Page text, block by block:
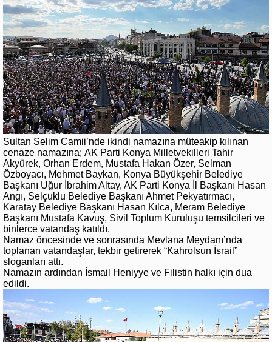
Sultan Selim Camii’nde ikindi namazına müteakip kılınan
cenaze namazına; AK Parti Konya Milletvekilleri Tahir
Akyürek, Orhan Erdem, Mustafa Hakan Özer, Selman
Özboyacı, Mehmet Baykan, Konya Büyükşehir Belediye
Başkanı Uğur İbrahim Altay, AK Parti Konya İl Başkanı Hasan
Angı, Selçuklu Belediye Başkanı Ahmet Pekyatırmacı,
Karatay Belediye Başkanı Hasan Kılca, Meram Belediye
Başkanı Mustafa Kavuş, Sivil Toplum Kuruluşu temsilcileri ve
binlerce vatandaş katıldı.
Namaz öncesinde ve sonrasında Mevlana Meydanı’nda
toplanan vatandaşlar, tekbir getirerek “Kahrolsun İsrail”
sloganları attı.
Namazın ardından İsmail Heniyye ve Filistin halkı için dua
edildi.